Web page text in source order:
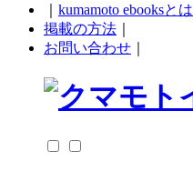
kumamoto ebooksとは
掲載の方法
お問い合わせ